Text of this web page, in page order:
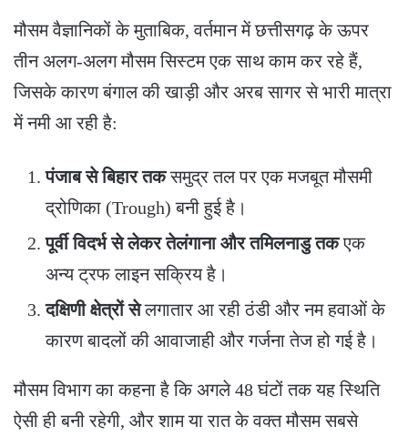
​मौसम वैज्ञानिकों के मुताबिक, वर्तमान में छत्तीसगढ़ के ऊपर
तीन अलग-अलग मौसम सिस्टम एक साथ काम कर रहे हैं,
जिसके कारण बंगाल की खाड़ी और अरब सागर से भारी मात्रा
में नमी आ रही है:
पंजाब से बिहार तकसमुद्र तल पर एक मजबूत मौसमी
द्रोणिका (Trough) बनी हुई है।
पूर्वी विदर्भ से लेकर तेलंगाना और तमिलनाडु तकएक
अन्य ट्रफ लाइन सक्रिय है।
दक्षिणी क्षेत्रों सेलगातार आ रही ठंडी और नम हवाओं के
कारण बादलों की आवाजाही और गर्जना तेज हो गई है।
​मौसम विभाग का कहना है कि अगले 48 घंटों तक यह स्थिति
ऐसी ही बनी रहेगी, और शाम या रात के वक्त मौसम सबसे